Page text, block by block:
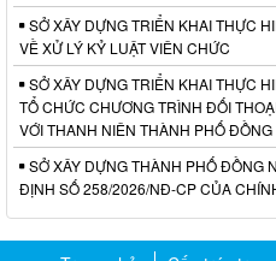
SỞ XÂY DỰNG TRIỂN KHAI THỰC
VỀ XỬ LÝ KỶ LUẬT VIÊN CHỨC
SỞ XÂY DỰNG TRIỂN KHAI THỰC
TỔ CHỨC CHƯƠNG TRÌNH ĐỐI
VỚI THANH NIÊN THÀNH PHỐ
SỞ XÂY DỰNG THÀNH PHỐ ĐỒNG
ĐỊNH SỐ 258/2026/NĐ-CP CỦA